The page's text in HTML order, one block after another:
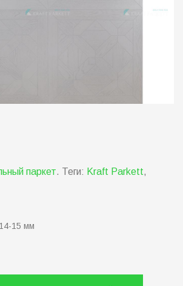
паркет. Теги: Kraft Parkett,
15 мм